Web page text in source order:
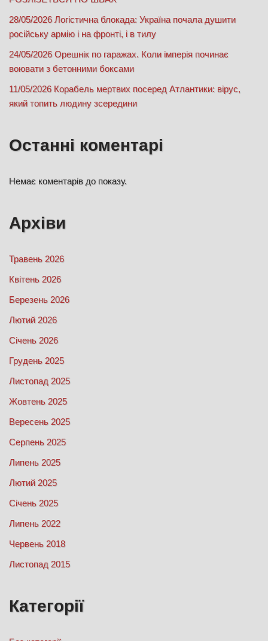
28/05/2026 Логістична блокада: Україна почала душити
російську армію і на фронті, і в тилу
24/05/2026 Орешнік по гаражах. Коли імперія починає
воювати з бетонними боксами
11/05/2026 Корабель мертвих посеред Атлантики: вірус,
який топить людину зсередини
Останні коментарі
Немає коментарів до показу.
Архіви
Травень 2026
Квітень 2026
Березень 2026
Лютий 2026
Січень 2026
Грудень 2025
Листопад 2025
Жовтень 2025
Вересень 2025
Серпень 2025
Липень 2025
Лютий 2025
Січень 2025
Липень 2022
Червень 2018
Листопад 2015
Категорії